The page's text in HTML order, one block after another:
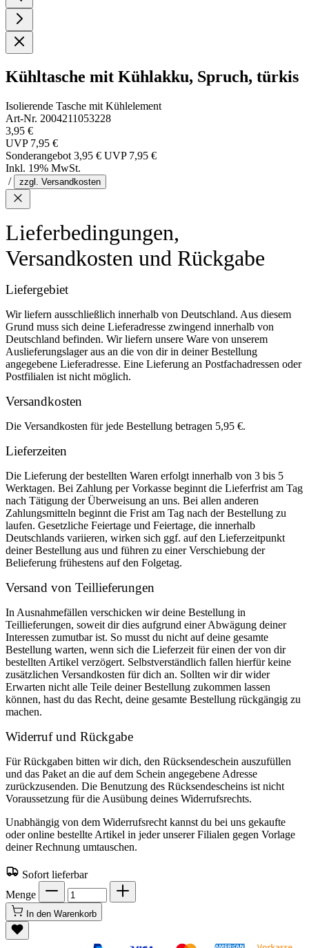
Kühltasche mit Kühlakku, Spruch, türkis
Isolierende Tasche mit Kühlelement
Art-Nr. 2004211053228
3,95 €
UVP 7,95 €
Sonderangebot 3,95 € UVP 7,95 €
Inkl. 19% MwSt.
/
zzgl. Versandkosten
Lieferbedingungen,
Versandkosten und Rückgabe
Liefergebiet
Wir liefern ausschließlich innerhalb von Deutschland. Aus diesem
Grund muss sich deine Lieferadresse zwingend innerhalb von
Deutschland befinden. Wir liefern unsere Ware von unserem
Auslieferungslager aus an die von dir in deiner Bestellung
angegebene Lieferadresse. Eine Lieferung an Postfachadressen oder
Postfilialen ist nicht möglich.
Versandkosten
Die Versandkosten für jede Bestellung betragen 5,95 €.
Lieferzeiten
Die Lieferung der bestellten Waren erfolgt innerhalb von 3 bis 5
Werktagen. Bei Zahlung per Vorkasse beginnt die Lieferfrist am Tag
nach Tätigung der Überweisung an uns. Bei allen anderen
Zahlungsmitteln beginnt die Frist am Tag nach der Bestellung zu
laufen. Gesetzliche Feiertage und Feiertage, die innerhalb
Deutschlands variieren, wirken sich ggf. auf den Lieferzeitpunkt
deiner Bestellung aus und führen zu einer Verschiebung der
Belieferung frühestens auf den Folgetag.
Versand von Teillieferungen
In Ausnahmefällen verschicken wir deine Bestellung in
Teillieferungen, soweit dir dies aufgrund einer Abwägung deiner
Interessen zumutbar ist. So musst du nicht auf deine gesamte
Bestellung warten, wenn sich die Lieferzeit für einen der von dir
bestellten Artikel verzögert. Selbstverständlich fallen hierfür keine
zusätzlichen Versandkosten für dich an. Sollten wir dir wider
Erwarten nicht alle Teile deiner Bestellung zukommen lassen
können, hast du das Recht, deine gesamte Bestellung rückgängig zu
machen.
Widerruf und Rückgabe
Für Rückgaben bitten wir dich, den Rücksendeschein auszufüllen
und das Paket an die auf dem Schein angegebene Adresse
zurückzusenden. Die Benutzung des Rücksendescheins ist nicht
Voraussetzung für die Ausübung deines Widerrufsrechts.
Unabhängig von dem Widerrufsrecht kannst du bei uns gekaufte
oder online bestellte Artikel in jeder unserer Filialen gegen Vorlage
deiner Rechnung umtauschen.
Sofort lieferbar
Menge
In den Warenkorb